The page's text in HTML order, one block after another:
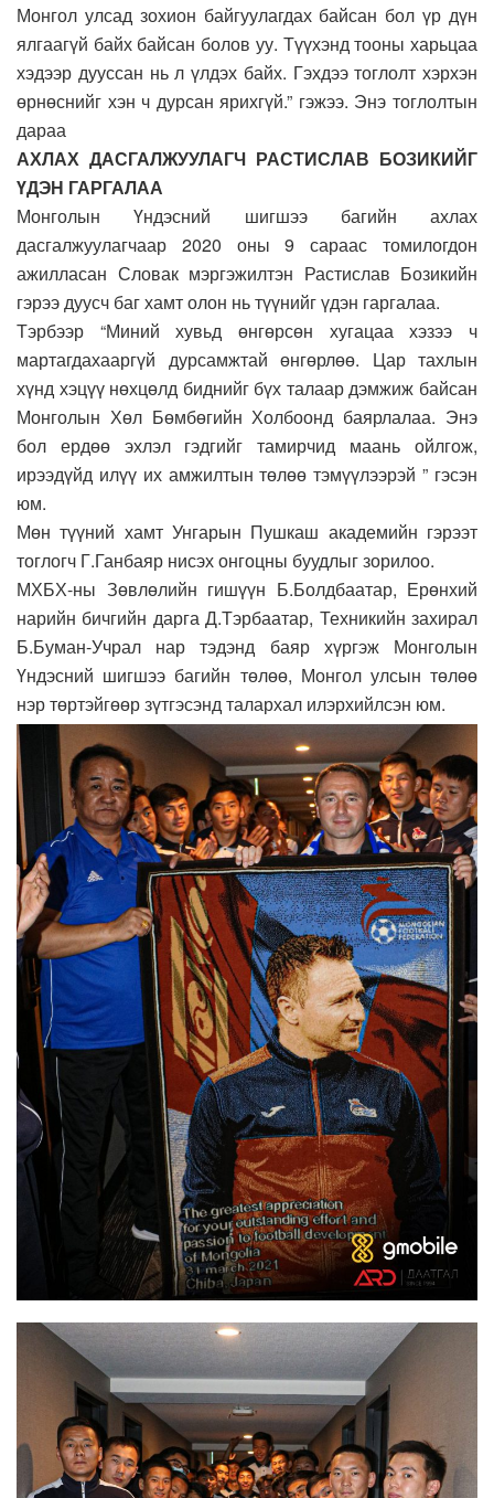
Монгол улсад зохион байгуулагдах байсан бол үр дүн
ялгаагүй байх байсан болов уу. Түүхэнд тооны харьцаа
хэдээр дууссан нь л үлдэх байх. Гэхдээ тоглолт хэрхэн
өрнөснийг хэн ч дурсан ярихгүй.” гэжээ. Энэ тоглолтын
дараа
АХЛАХ ДАСГАЛЖУУЛАГЧ РАСТИСЛАВ БОЗИКИЙГ
ҮДЭН ГАРГАЛАА
Монголын Үндэсний шигшээ багийн ахлах
дасгалжуулагчаар 2020 оны 9 сараас томилогдон
ажилласан Словак мэргэжилтэн Растислав Бозикийн
гэрээ дуусч баг хамт олон нь түүнийг үдэн гаргалаа.
Тэрбээр “Миний хувьд өнгөрсөн хугацаа хэзээ ч
мартагдахааргүй дурсамжтай өнгөрлөө. Цар тахлын
хүнд хэцүү нөхцөлд биднийг бүх талаар дэмжиж байсан
Монголын Хөл Бөмбөгийн Холбоонд баярлалаа. Энэ
бол ердөө эхлэл гэдгийг тамирчид маань ойлгож,
ирээдүйд илүү их амжилтын төлөө тэмүүлээрэй ” гэсэн
юм.
Мөн түүний хамт Унгарын Пушкаш академийн гэрээт
тоглогч Г.Ганбаяр нисэх онгоцны буудлыг зорилоо.
МХБХ-ны Зөвлөлийн гишүүн Б.Болдбаатар, Ерөнхий
нарийн бичгийн дарга Д.Тэрбаатар, Техникийн захирал
Б.Буман-Учрал нар тэдэнд баяр хүргэж Монголын
Үндэсний шигшээ багийн төлөө, Монгол улсын төлөө
нэр төртэйгөөр зүтгэсэнд талархал илэрхийлсэн юм.